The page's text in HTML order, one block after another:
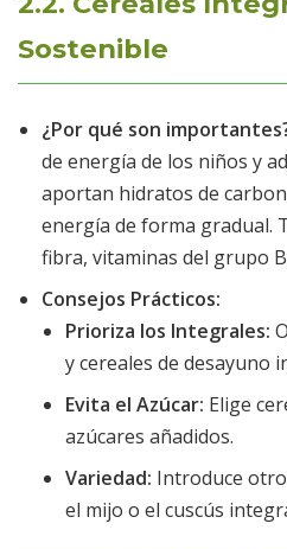
Sostenible
¿Por qué son
de energía de los niños y
aportan hidratos de
energía de forma gradual.
fibra, vitaminas del grupo
Consejos Prácticos:
Prioriza los Integrales:
y cereales de desayuno
Evita el Azúcar: Elige
azúcares añadidos.
Variedad: Introduce
el mijo o el cuscús